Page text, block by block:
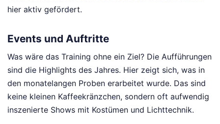
hier aktiv gefördert.
Events und Auftritte
Was wäre das Training ohne ein Ziel? Die Aufführungen
sind die Highlights des Jahres. Hier zeigt sich, was in
den monatelangen Proben erarbeitet wurde. Das sind
keine kleinen Kaffeekränzchen, sondern oft aufwendig
inszenierte Shows mit Kostümen und Lichttechnik.